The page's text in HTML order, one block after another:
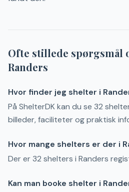
Ofte stillede spørgsmål
Randers
Hvor finder jeg shelter i
På ShelterDK kan du se 32
billeder, faciliteter og praktisk
Hvor mange shelters er der i
Der er 32 shelters i Randers
Kan man booke shelter i